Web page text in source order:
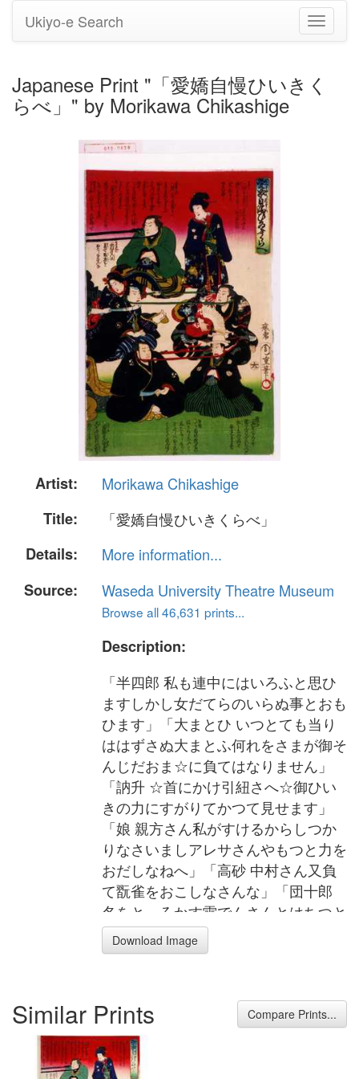
Toggle
Ukiyo-e Search
Japanese Print "「愛嬌自慢ひいきく
らべ」" by Morikawa Chikashige
Artist:
Morikawa Chikashige
Title:
「愛嬌自慢ひいきくらべ」
Details:
More information...
Source:
Waseda University Theatre Museum
Browse all 46,631 prints...
Description:
「半四郎 私も連中にはいろふと思ひ
ますしかし女だてらのいらぬ事とおも
ひます」「大まとひ いつとても当り
ははずさぬ大まとふ何れをさまが御そ
んじだおま☆に負てはなりません」
「訥升 ☆首にかけ引紐さへ☆御ひい
きの力にすがりてかつて見せます」
「娘 親方さん私がすけるからしつか
りなさいましアレサさんやもつと力を
おだしなねへ」「高砂 中村さん又負
て翫雀をおこしなさんな」「団十郎
名をとゞろかす雷でんさんとはちつと
私しもはねがおれます」「雷電 イヤ
当時☆の☆といふ☆しこなしなか／＼
Download Image
Similar Prints Compare Prints...